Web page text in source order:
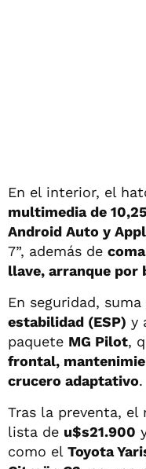
En el interior, el
multimedia de
Android Auto y
7”, además de
llave, arranque por
En seguridad, suma
estabilidad (ESP) y
paquete MG Pilot,
frontal,
crucero adaptativo.
Tras la preventa,
lista de u$s21.900
como el Toyota